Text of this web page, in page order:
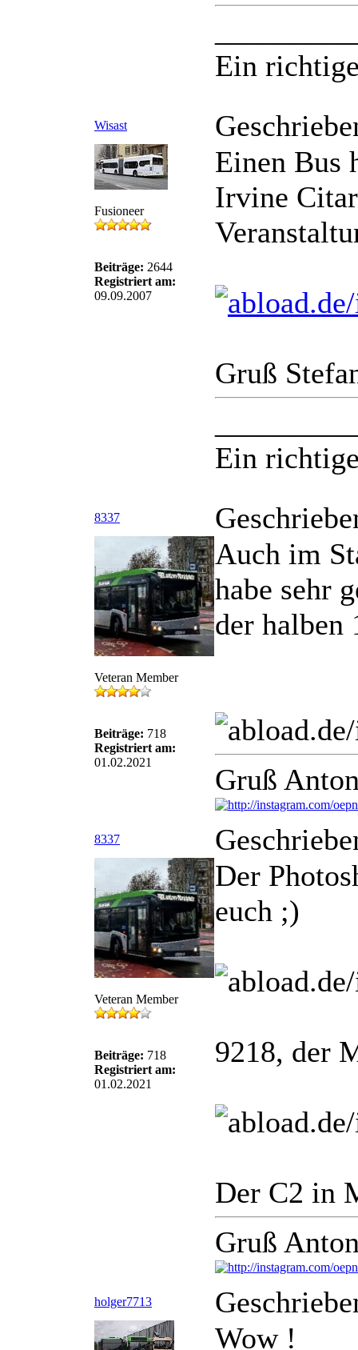
Ein
Wisast
Fusioneer
Beiträge: 2644
Registriert am:
09.09.2007
Einen Bus
Irvine
Gruß
Ein
8337
Veteran Member
Beiträge: 718
Registriert am:
01.02.2021
Auch im
habe sehr
der halben
Gruß
8337
Veteran Member
Beiträge: 718
Registriert am:
01.02.2021
Der
euch ;)
9218, der
Der C2 in
Gruß
holger7713
Wow !